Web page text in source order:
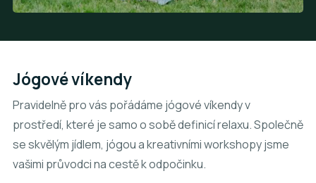
Jógové víkendy
Pravidelně pro vás pořádáme jógové víkendy v
prostředí, které je samo o sobě definicí relaxu. Společně
se skvělým jídlem, jógou a kreativními workshopy jsme
vašimi průvodci na cestě k odpočinku.